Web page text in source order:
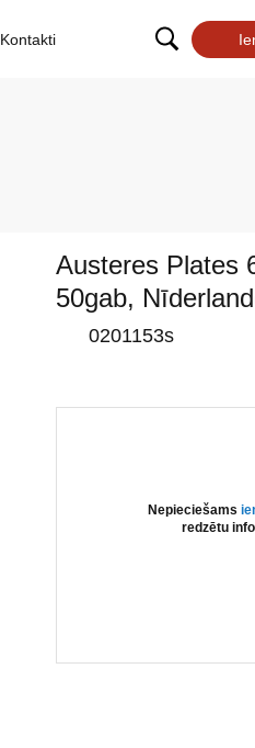
Kontakti
Austeres Plates
50gab,
0201153s
Nepieciešams
redzētu